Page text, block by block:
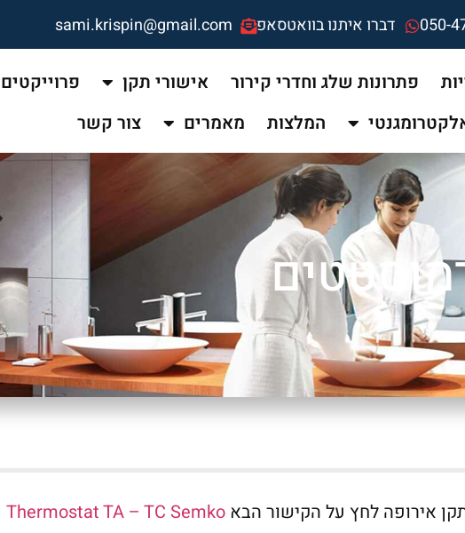
050- דברו איתנו בוואטסאפ sami.krispin@gmail.com
פתרונות שלג וחדרי קירור אישורי תקן
פרוייקטים
המלצות מאמרים צור קשר
אירופה לחץ על הקישור הבא Thermostat TA – TC Semko